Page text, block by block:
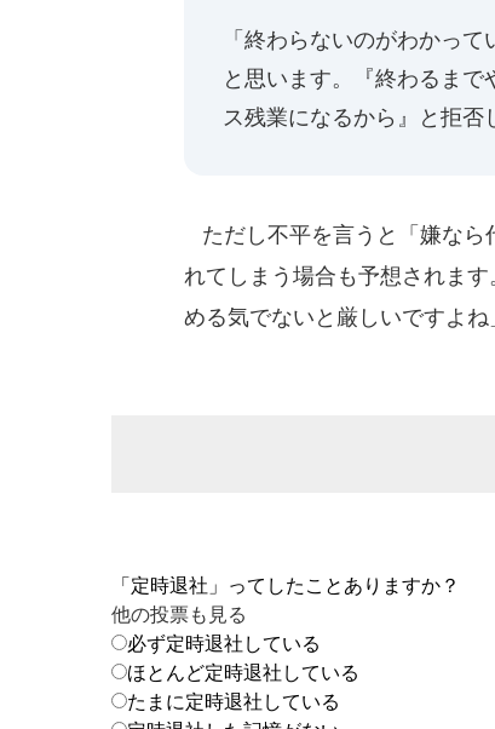
「終わらないのがわかっ
と思います。『終わるま
ス残業になるから』と拒否
ただし不平を言うと「嫌なら
れてしまう場合も予想されま
める気でないと厳しいですよね
「定時退社」ってしたことありますか？
他の投票も見る
必ず定時退社している
ほとんど定時退社している
たまに定時退社している